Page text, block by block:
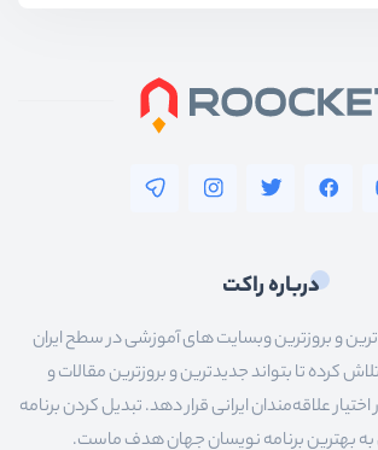
درباره راکت
و بروزترین وبسایت های آموزشی در سطح ایران
کرده تا بتواند جدیدترین و بروزترین مقالات و
علاقه‌مندان ایرانی قرار دهد. تبدیل کردن برنامه
به بهترین برنامه نویسان جهان هدف ماست.